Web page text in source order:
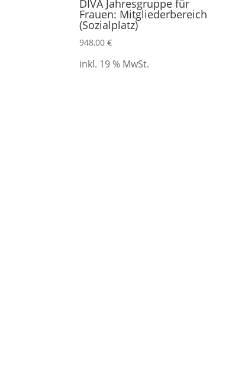
DIVA Jahresgruppe für
Frauen: Mitgliederbereich
(Sozialplatz)
948,00€
inkl. 19 % MwSt.